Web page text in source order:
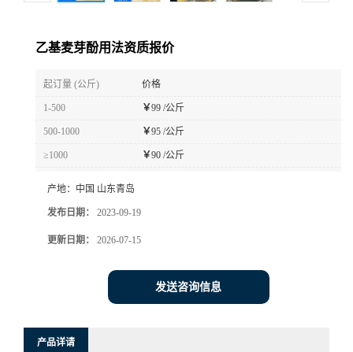
乙基麦芽酚用法资质报价
起订量 (公斤) 价格
1-500 ￥99 /公斤
500-1000 ￥95 /公斤
≥1000 ￥90 /公斤
产地： 中国 山东青岛
发布日期： 2023-09-19
更新日期： 2026-07-15
发送咨询信息
产品详请